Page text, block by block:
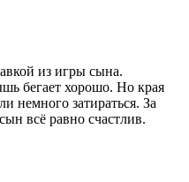
из игры сына.
бегает хорошо. Но края
немного затираться. За
всё равно счастлив.